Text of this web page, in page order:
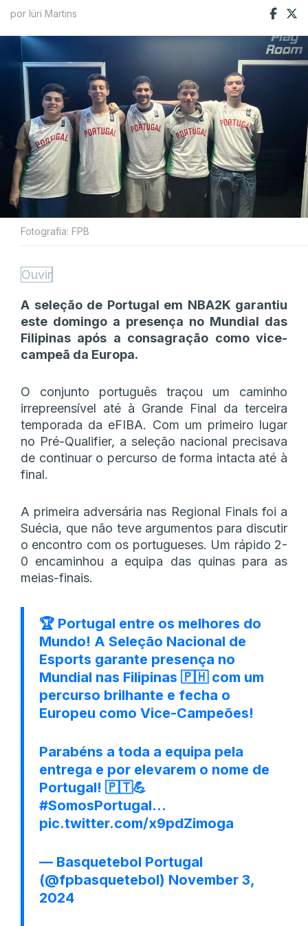
por Iúri Martins
Fotografia: FPB
Ouvir
A seleção de Portugal em NBA2K garantiu
este domingo a presença no Mundial das
Filipinas após a consagração como vice-
campeã da Europa.
O conjunto português traçou um caminho
irrepreensível até à Grande Final da terceira
temporada da eFIBA. Com um primeiro lugar
no Pré-Qualifier, a seleção nacional precisava
de continuar o percurso de forma intacta até à
final.
A primeira adversária nas Regional Finals foi a
Suécia, que não teve argumentos para discutir
o encontro com os portugueses. Um rápido 2-
0 encaminhou a equipa das quinas para as
meias-finais.
🏆 Portugal entre os melhores do
Mundo! A Seleção Nacional de
Esports garante presença no
Mundial nas Filipinas 🇵🇭 com um
percurso brilhante e fecha o
Europeu como Vice-Campeões!
Parabéns a toda a equipa pela
entrega e por elevarem o nome de
Portugal! 🇵🇹💪
#SomosPortugal…
pic.twitter.com/x9pdZimoga
— Basquetebol Portugal
(@fpbasquetebol) November 3,
2024